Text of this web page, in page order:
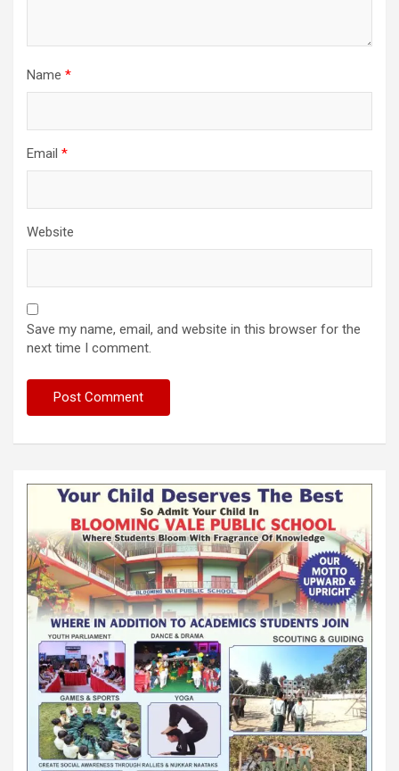
Name *
Email *
Website
Save my name, email, and website in this browser for the
next time I comment.